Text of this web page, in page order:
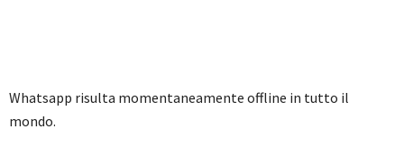
Whatsapp risulta momentaneamente offline in tutto il
mondo.